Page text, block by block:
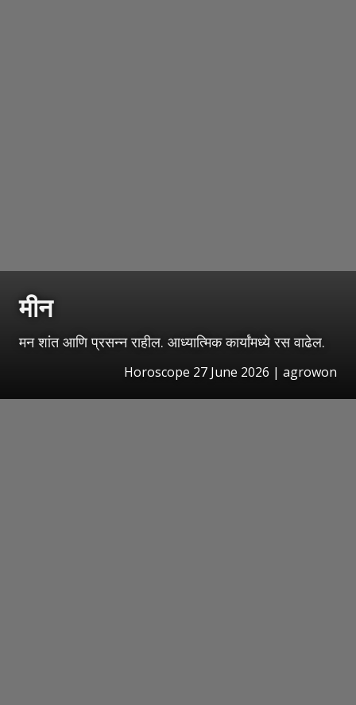
मीन
मन शांत आणि प्रसन्न राहील. आध्यात्मिक कार्यांमध्ये रस वाढेल.
Horoscope 27 June 2026 | agrowon